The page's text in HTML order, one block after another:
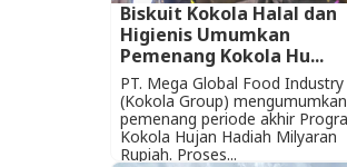
Biskuit Kokola Halal dan
Higienis Umumkan
Pemenang Kokola Hu...
PT. Mega Global Food Industry
(Kokola Group) mengumumkan
pemenang periode akhir
Kokola Hujan Hadiah Milyaran
Rupiah. Proses...